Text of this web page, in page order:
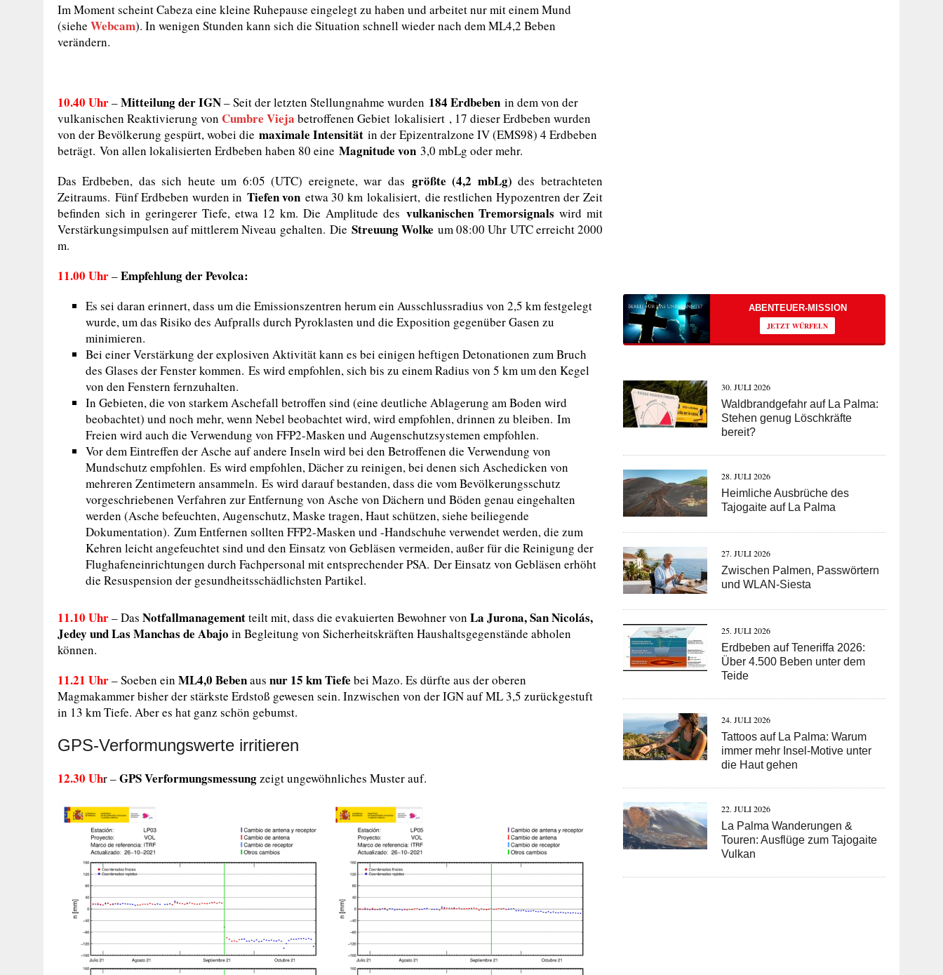
Im Moment scheint Cabeza eine kleine Ruhepause eingelegt zu haben und arbeitet nur mit einem Mund
(siehe Webcam). In wenigen Stunden kann sich die Situation schnell wieder nach dem ML4,2 Beben
verändern.
10.40 Uhr–Mitteilung der IGN– Seit der letzten Stellungnahme wurden 184 Erdbeben in dem von der
vulkanischen Reaktivierung von Cumbre Vieja betroffenen Gebiet lokalisiert , 17 dieser Erdbeben wurden
von der Bevölkerung gespürt, wobei die maximale Intensität in der Epizentralzone IV (EMS98) 4 Erdbeben
beträgt. Von allen lokalisierten Erdbeben haben 80 eine Magnitude von 3,0 mbLg oder mehr.
Das Erdbeben, das sich heute um 6:05 (UTC) ereignete, war das größte (4,2 mbLg) des betrachteten
Zeitraums. Fünf Erdbeben wurden in Tiefen von etwa 30 km lokalisiert, die restlichen Hypozentren der Zeit
befinden sich in geringerer Tiefe, etwa 12 km. Die Amplitude desvulkanischen Tremorsignals wird mit
Verstärkungsimpulsen auf mittlerem Niveau gehalten. Die Streuung Wolke um 08:00 Uhr UTC erreicht 2000
m.
11.00 Uhr–Empfehlung der Pevolca:
Es sei daran erinnert, dass um die Emissionszentren herum ein Ausschlussradius von 2,5 km festgelegt
wurde, um das Risiko des Aufpralls durch Pyroklasten und die Exposition gegenüber Gasen zu
minimieren.
Bei einer Verstärkung der explosiven Aktivität kann es bei einigen heftigen Detonationen zum Bruch
des Glases der Fenster kommen. Es wird empfohlen, sich bis zu einem Radius von 5 km um den Kegel
von den Fenstern fernzuhalten.
In Gebieten, die von starkem Aschefall betroffen sind (eine deutliche Ablagerung am Boden wird
beobachtet) und noch mehr, wenn Nebel beobachtet wird, wird empfohlen, drinnen zu bleiben. Im
Freien wird auch die Verwendung von FFP2-Masken und Augenschutzsystemen empfohlen.
Vor dem Eintreffen der Asche auf andere Inseln wird bei den Betroffenen die Verwendung von
Mundschutz empfohlen. Es wird empfohlen, Dächer zu reinigen, bei denen sich Aschedicken von
mehreren Zentimetern ansammeln. Es wird darauf bestanden, dass die vom Bevölkerungsschutz
vorgeschriebenen Verfahren zur Entfernung von Asche von Dächern und Böden genau eingehalten
werden (Asche befeuchten, Augenschutz, Maske tragen, Haut schützen, siehe beiliegende
Dokumentation). Zum Entfernen sollten FFP2-Masken und -Handschuhe verwendet werden, die zum
Kehren leicht angefeuchtet sind und den Einsatz von Gebläsen vermeiden, außer für die Reinigung der
Flughafeneinrichtungen durch Fachpersonal mit entsprechender PSA. Der Einsatz von Gebläsen erhöht
die Resuspension der gesundheitsschädlichsten Partikel.
11.10 Uhr– Das Notfallmanagementteilt mit, dass die evakuierten Bewohner von La Jurona, San Nicolás,
Jedey und Las Manchas de Abajo in Begleitung von Sicherheitskräften Haushaltsgegenstände abholen
können.
11.21 Uhr– Soeben ein ML4,0 Bebenaus nur 15 km Tiefe bei Mazo. Es dürfte aus der oberen
Magmakammer bisher der stärkste Erdstoß gewesen sein. Inzwischen von der IGN auf ML 3,5 zurückgestuft
in 13 km Tiefe. Aber es hat ganz schön gebumst.
GPS-Verformungswerte irritieren
12.30 Uhr –GPS Verformungsmessungzeigt ungewöhnliches Muster auf.
ABENTEUER-MISSION
JETZT WÜRFELN
30. JULI 2026
Waldbrandgefahr auf La Palma:
Stehen genug Löschkräfte
bereit?
28. JULI 2026
Heimliche Ausbrüche des
Tajogaite auf La Palma
27. JULI 2026
Zwischen Palmen, Passwörtern
und WLAN-Siesta
25. JULI 2026
Erdbeben auf Teneriffa 2026:
Über 4.500 Beben unter dem
Teide
24. JULI 2026
Tattoos auf La Palma: Warum
immer mehr Insel-Motive unter
die Haut gehen
22. JULI 2026
La Palma Wanderungen &
Touren: Ausflüge zum Tajogaite
Vulkan